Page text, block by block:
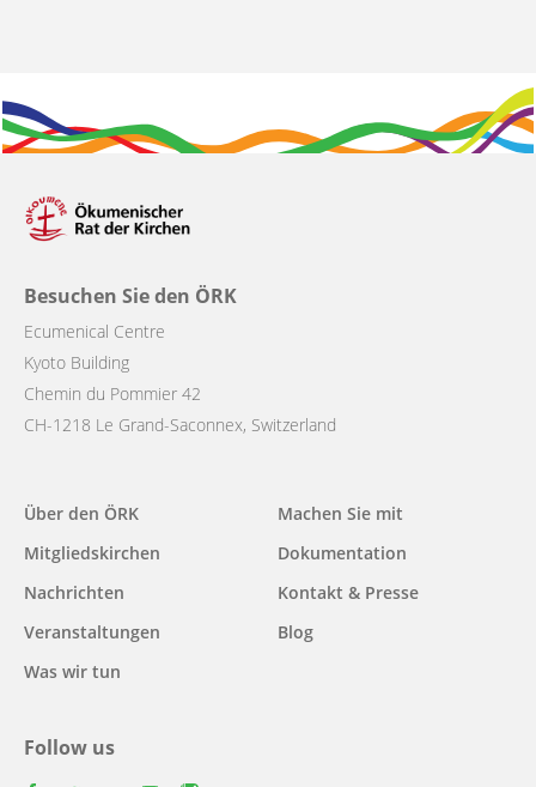
Besuchen Sie den ÖRK
Ecumenical Centre
Kyoto Building
Chemin du Pommier 42
CH-1218 Le Grand-Saconnex, Switzerland
Main
navigation
Über den ÖRK
Mitgliedskirchen
Nachrichten
Veranstaltungen
Was wir tun
Machen Sie mit
Dokumentation
Kontakt & Presse
Blog
Follow us